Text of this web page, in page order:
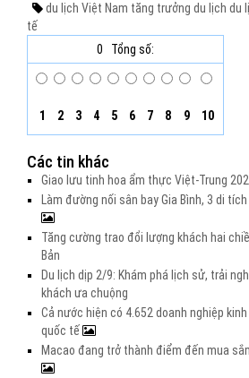
du lịch Việt Nam tăng trưởng du lịch du
tế
0
Tổng số:
1 2 3 4 5 6 7 8 9 10
Các tin khác
Giao lưu tinh hoa ẩm thực Việt-Trung
Làm đường nối sân bay Gia Bình, 3 di
Tăng cường trao đổi lượng khách hai
Bản
Du lịch dịp 2/9: Khám phá lịch sử, trải
khách ưa chuộng
Cả nước hiện có 4.652 doanh nghiệp
quốc tế
Macao đang trở thành điểm đến mua